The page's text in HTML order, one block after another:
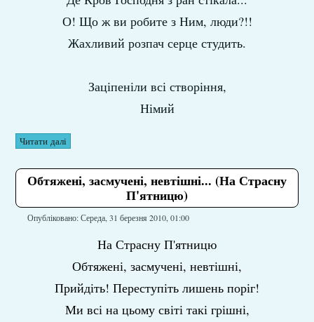
О! Що ж ви робите з Ним, люди?!!
Жахливий розпач серце студить.
Заціпеніли всі створіння,
Німий
Читати далі
Обтяжені, засмучені, невтішні... (На Страсну
П'ятницю)
Опубліковано: Середа, 31 березня 2010, 01:00
На Страсну П'ятницю
Обтяжені, засмучені, невтішні,
Прийдіть! Переступіть лишень поріг!
Ми всі на цьому світі такі грішні,